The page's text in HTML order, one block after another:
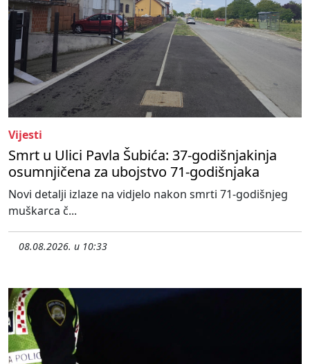
Vijesti
Smrt u Ulici Pavla Šubića: 37-godišnjakinja
osumnjičena za ubojstvo 71-godišnjaka
Novi detalji izlaze na vidjelo nakon smrti 71-godišnjeg
muškarca č...
08.08.2026. u 10:33